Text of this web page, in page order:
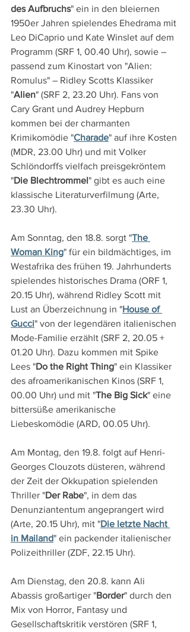
des Aufbruchs" ein in den bleiernen
1950er Jahren spielendes Ehedrama mit
Leo DiCaprio und Kate Winslet auf dem
Programm (SRF 1, 00.40 Uhr), sowie –
passend zum Kinostart von "Alien:
Romulus" – Ridley Scotts Klassiker
"Alien" (SRF 2, 23.20 Uhr). Fans von
Cary Grant und Audrey Hepburn
kommen bei der charmanten
Krimikomödie "Charade" auf ihre Kosten
(MDR, 23.00 Uhr) und mit Volker
Schlöndorffs vielfach preisgekröntem
"Die Blechtrommel" gibt es auch eine
klassische Literaturverfilmung (Arte,
23.30 Uhr).
Am Sonntag, den 18.8. sorgt "The
Woman King" für ein bildmächtiges, im
Westafrika des frühen 19. Jahrhunderts
spielendes historisches Drama (ORF 1,
20.15 Uhr), während Ridley Scott mit
Lust an Überzeichnung in "House of
Gucci" von der legendären italienischen
Mode-Familie erzählt (SRF 2, 20.05 +
01.20 Uhr). Dazu kommen mit Spike
Lees "Do the Right Thing" ein Klassiker
des afroamerikanischen Kinos (SRF 1,
00.00 Uhr) und mit "The Big Sick" eine
bittersüße amerikanische
Liebeskomödie (ARD, 00.05 Uhr).
Am Montag, den 19.8. folgt auf Henri-
Georges Clouzots düsteren, während
der Zeit der Okkupation spielenden
Thriller "Der Rabe", in dem das
Denunziantentum angeprangert wird
(Arte, 20.15 Uhr), mit "Die letzte Nacht
in Mailand" ein packender italienischer
Polizeithriller (ZDF, 22.15 Uhr).
Am Dienstag, den 20.8. kann Ali
Abassis großartiger "Border" durch den
Mix von Horror, Fantasy und
Gesellschaftskritik verstören (SRF 1,